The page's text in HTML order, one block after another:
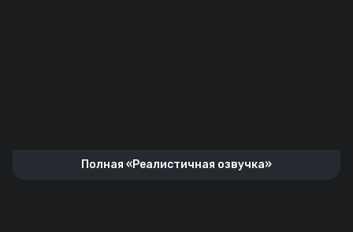
Полная «Реалистичная озвучка»